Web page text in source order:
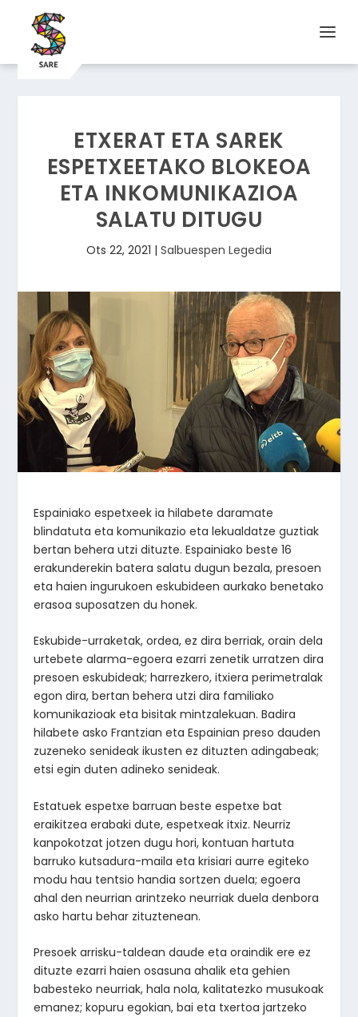
ETXERAT ETA SAREK
ESPETXEETAKO BLOKEOA
ETA INKOMUNIKAZIOA
SALATU DITUGU
Ots 22, 2021 | Salbuespen Legedia
Espainiako espetxeek ia hilabete daramate
blindatuta eta komunikazio eta lekualdatze guztiak
bertan behera utzi dituzte. Espainiako beste 16
erakunderekin batera salatu dugun bezala, presoen
eta haien ingurukoen eskubideen aurkako benetako
erasoa suposatzen du honek.
Eskubide-urraketak, ordea, ez dira berriak, orain dela
urtebete alarma-egoera ezarri zenetik urratzen dira
presoen eskubideak; harrezkero, itxiera perimetralak
egon dira, bertan behera utzi dira familiako
komunikazioak eta bisitak mintzalekuan. Badira
hilabete asko Frantzian eta Espainian preso dauden
zuzeneko senideak ikusten ez dituzten adingabeak;
etsi egin duten adineko senideak.
Estatuek espetxe barruan beste espetxe bat
eraikitzea erabaki dute, espetxeak itxiz. Neurriz
kanpokotzat jotzen dugu hori, kontuan hartuta
barruko kutsadura-maila eta krisiari aurre egiteko
modu hau tentsio handia sortzen duela; egoera
ahal den neurrian arintzeko neurriak duela denbora
asko hartu behar zituztenean.
Presoek arrisku-taldean daude eta oraindik ere ez
dituzte ezarri haien osasuna ahalik eta gehien
babesteko neurriak, hala nola, kalitatezko musukoak
emanez; kopuru egokian, bai eta txertoa jartzeko